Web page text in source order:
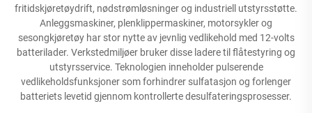
fritidskjøretøydrift, nødstrømløsninger og industriell utstyrsstøtte.
Anleggsmaskiner, plenklippermaskiner, motorsykler og
sesongkjøretøy har stor nytte av jevnlig vedlikehold med 12-volts
batterilader. Verkstedmiljøer bruker disse ladere til flåtestyring og
utstyrsservice. Teknologien inneholder pulserende
vedlikeholdsfunksjoner som forhindrer sulfatasjon og forlenger
batteriets levetid gjennom kontrollerte desulfateringsprosesser.